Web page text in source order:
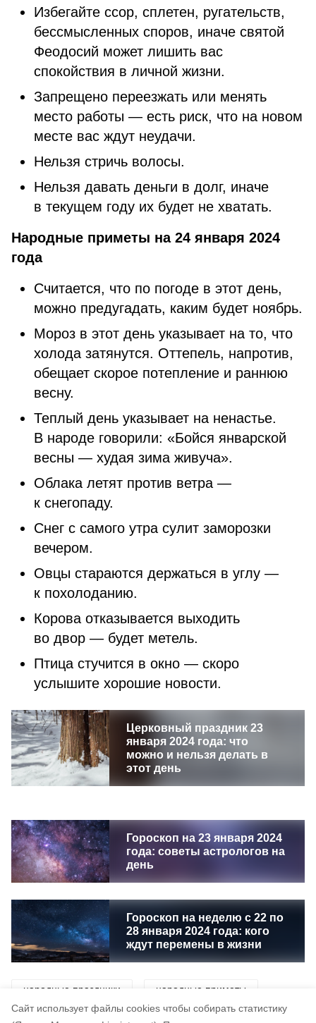
Cайт использует файлы cookies чтобы собирать статистику
Избегайте ссор, сплетен, ругательств,
бессмысленных споров, иначе святой
Феодосий может лишить вас
спокойствия в личной жизни.
Запрещено переезжать или менять
место работы — есть риск, что на новом
месте вас ждут неудачи.
Нельзя стричь волосы.
Нельзя давать деньги в долг, иначе
в текущем году их будет не хватать.
Народные приметы на 24 января 2024
года
Считается, что по погоде в этот день,
можно предугадать, каким будет ноябрь.
Мороз в этот день указывает на то, что
холода затянутся. Оттепель, напротив,
обещает скорое потепление и раннюю
весну.
Теплый день указывает на ненастье.
В народе говорили: «Бойся январской
весны — худая зима живуча».
Облака летят против ветра —
к снегопаду.
Снег с самого утра сулит заморозки
вечером.
Овцы стараются держаться в углу —
к похолоданию.
Корова отказывается выходить
во двор — будет метель.
Птица стучится в окно — скоро
услышите хорошие новости.
Церковный праздник 23
января 2024 года: что
можно и нельзя делать в
этот день
Гороскоп на 23 января 2024
года: советы астрологов на
день
Гороскоп на неделю с 22 по
28 января 2024 года: кого
ждут перемены в жизни
народные праздники народные приметы